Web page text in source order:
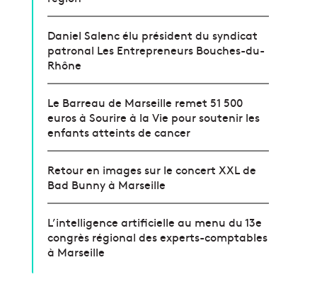
Daniel Salenc élu président du syndicat
patronal Les Entrepreneurs Bouches-du-
Rhône
Le Barreau de Marseille remet 51 500
euros à Sourire à la Vie pour soutenir les
enfants atteints de cancer
Retour en images sur le concert XXL de
Bad Bunny à Marseille
L’intelligence artificielle au menu du 13e
congrès régional des experts-comptables
à Marseille